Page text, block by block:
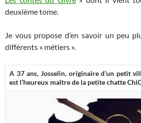
deuxième tome.
Je vous propose d’en savoir un peu
différents « métiers ».
A 37 ans, Josselin, originaire d’un petit
est l’heureux maître de la petite chatte